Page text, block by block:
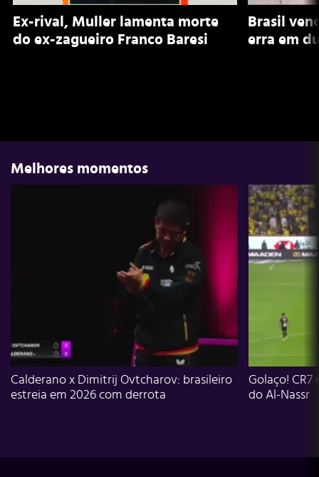
Ex-rival, Muller lamenta morte
do ex-zagueiro Franco Baresi
Brasil
erra em
Melhores momentos
Calderano x Dimitrij Ovtcharov: brasileiro
estreia em 2026 com derrota
Golaço!
do Al-Nassr